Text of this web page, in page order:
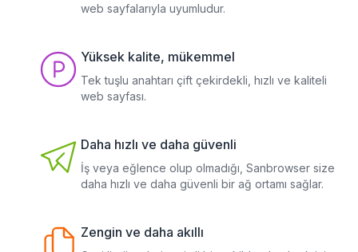
web sayfalarıyla uyumludur.
Yüksek kalite, mükemmel
Tek tuşlu anahtarı çift çekirdekli, hızlı ve kaliteli
web sayfası.
Daha hızlı ve daha güvenli
İş veya eğlence olup olmadığı, Sanbrowser size
daha hızlı ve daha güvenli bir ağ ortamı sağlar.
Zengin ve daha akıllı